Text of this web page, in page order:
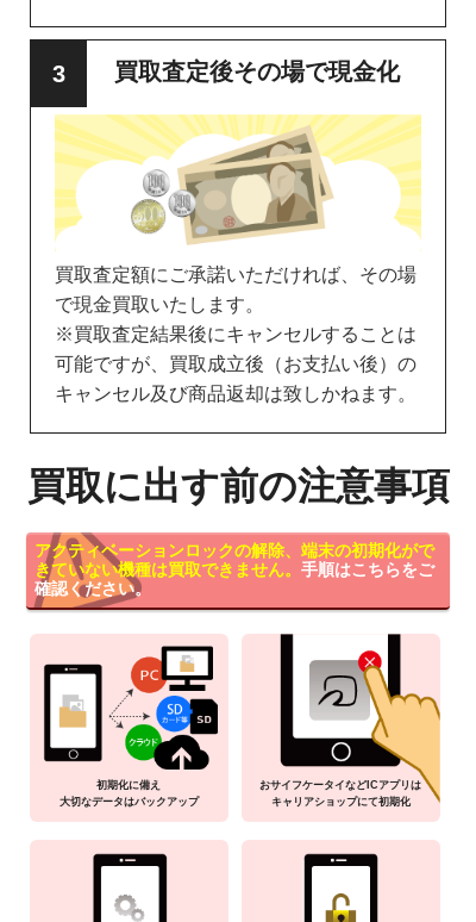
買取査定後その場で現金化
買取査定額にご承諾いただければ、その場
で現金買取いたします。
※買取査定結果後にキャンセルすることは
可能ですが、買取成立後（お支払い後）の
キャンセル及び商品返却は致しかねます。
買取に出す前の注意事項
アクティベーションロックの解除、端末の初期化がで
きていない機種は買取できません。 手順はこちらをご
確認ください。
初期化に備え
大切なデータはバックアップ
おサイフケータイなどICアプリは
キャリアショップにて初期化